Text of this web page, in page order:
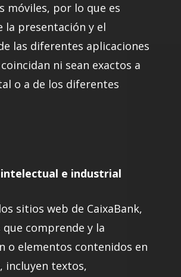
móviles, por lo que es
la presentación y el
las diferentes aplicaciones
ni sean exactos a
o a de los diferentes
e industrial
sitios web de CaixaBank,
que comprende y la
o elementos contenidos en
incluyen textos,